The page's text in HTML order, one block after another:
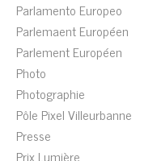
Parlamento Europeo
Parlemaent Européen
Parlement Européen
Photo
Photographie
Pôle Pixel Villeurbanne
Presse
Prix Lumière